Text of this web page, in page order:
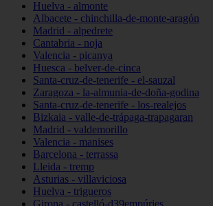
Huelva - almonte
Albacete - chinchilla-de-monte-aragón
Madrid - alpedrete
Cantabria - noja
Valencia - picanya
Huesca - belver-de-cinca
Santa-cruz-de-tenerife - el-sauzal
Zaragoza - la-almunia-de-doña-godina
Santa-cruz-de-tenerife - los-realejos
Bizkaia - valle-de-trápaga-trapagaran
Madrid - valdemorillo
Valencia - manises
Barcelona - terrassa
Lleida - tremp
Asturias - villaviciosa
Huelva - trigueros
Girona - castelló-d39empúries